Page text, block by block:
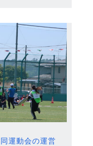
運動会の運営